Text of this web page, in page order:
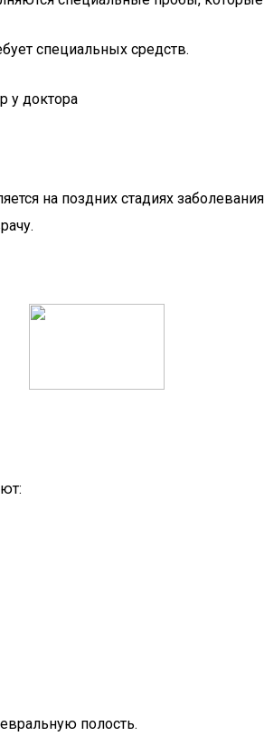
специальных средств.
на поздних стадиях
полость.